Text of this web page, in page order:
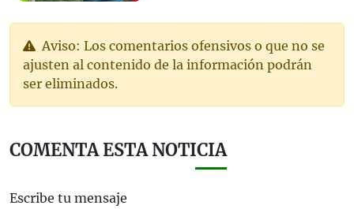
Aviso: Los comentarios ofensivos o que no se
ajusten al contenido de la información podrán
ser eliminados.
COMENTA ESTA NOTICIA
Escribe tu mensaje